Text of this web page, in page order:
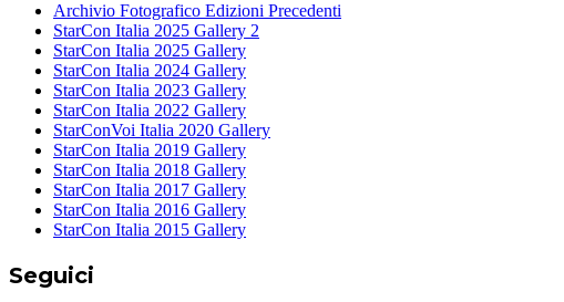
Archivio Fotografico Edizioni Precedenti
StarCon Italia 2025 Gallery 2
StarCon Italia 2025 Gallery
StarCon Italia 2024 Gallery
StarCon Italia 2023 Gallery
StarCon Italia 2022 Gallery
StarConVoi Italia 2020 Gallery
StarCon Italia 2019 Gallery
StarCon Italia 2018 Gallery
StarCon Italia 2017 Gallery
StarCon Italia 2016 Gallery
StarCon Italia 2015 Gallery
Seguici